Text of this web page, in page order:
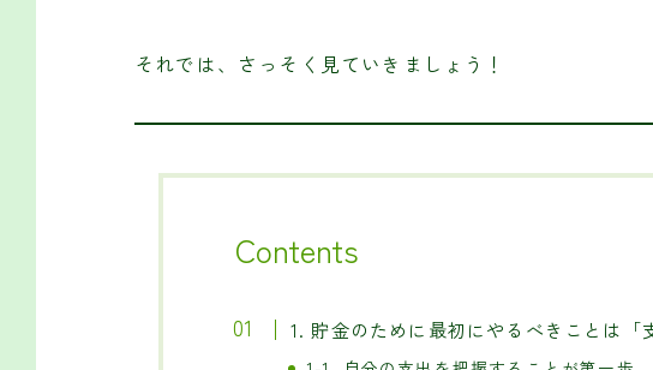
それでは、さっそく見ていきましょう！
Contents
1. 貯金のために最初にやるべきことは「